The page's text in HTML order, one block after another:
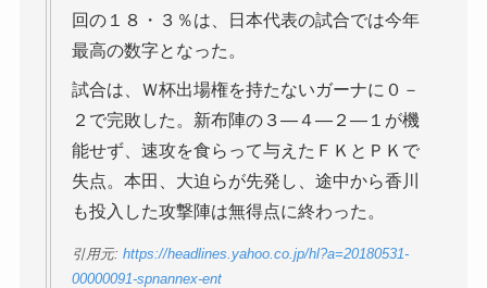
回の１８・３％は、日本代表の試合では今年
最高の数字となった。
試合は、Ｗ杯出場権を持たないガーナに０－
２で完敗した。新布陣の３―４―２―１が機
能せず、速攻を食らって与えたＦＫとＰＫで
失点。本田、大迫らが先発し、途中から香川
も投入した攻撃陣は無得点に終わった。
引用元: https://headlines.yahoo.co.jp/hl?a=20180531-
00000091-spnannex-ent